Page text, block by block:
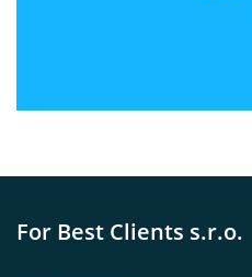
For Best Clients s.r.o.